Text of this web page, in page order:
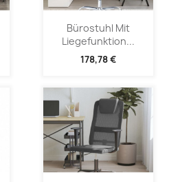
Bürostuhl Mit
Liegefunktion...
178,78 €